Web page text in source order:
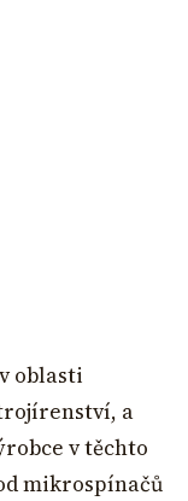
oblasti
a
v těchto
mikrospínačů